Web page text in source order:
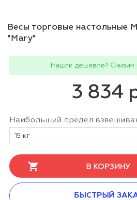
Весы торговые настольные
"Mary"
Нашли дешевле? Снизим
3 834
Наибольший предел
15 кг
В КОРЗИНУ
БЫСТРЫЙ